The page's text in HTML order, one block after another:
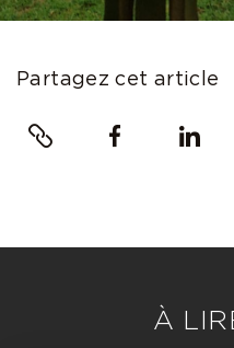
Partagez cet article
Lien
À